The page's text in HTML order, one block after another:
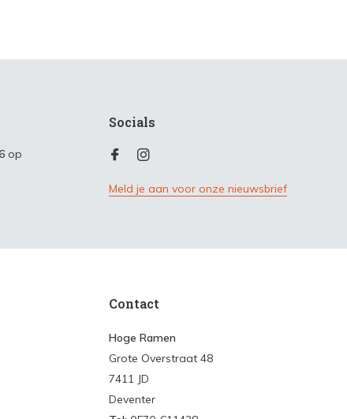
op
Socials
Meld je aan voor onze nieuwsbrief
Contact
Hoge Ramen
Grote Overstraat 48
7411 JD
Deventer